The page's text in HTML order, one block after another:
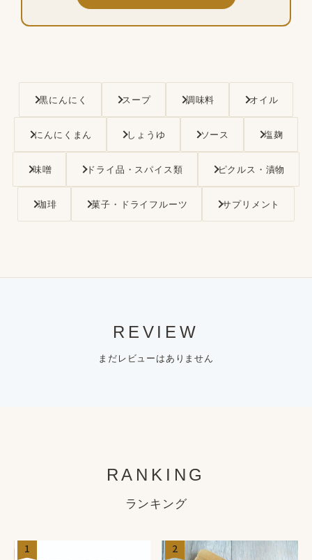
黒にんにく スープ 調味料 オイル
にんにくまん しょうゆ ソース 塩麹
味噌 ドライ品・スパイス類 ピクルス・漬物
珈琲 菓子・ドライフルーツ サプリメント
REVIEW
まだレビューはありません
RANKING
ランキング
1 2